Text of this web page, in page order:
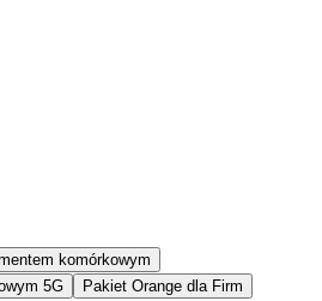
komórkowym
5G
Pakiet Orange dla Firm